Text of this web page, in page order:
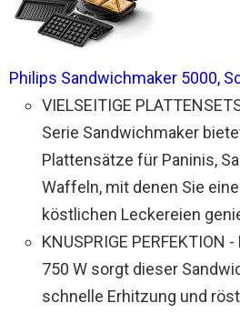
Philips Sandwichmaker 5000,
VIELSEITIGE
Serie Sandwichmaker
Plattensätze für Paninis,
Waffeln, mit denen Sie
köstlichen Leckereien
KNUSPRIGE
750 W sorgt dieser
schnelle Erhitzung und